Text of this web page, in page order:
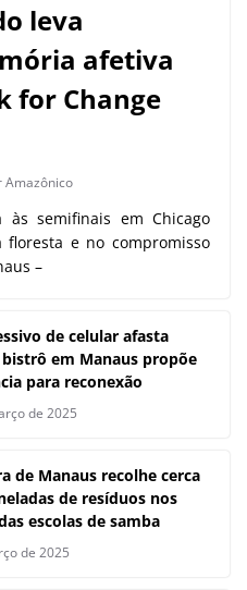
leva
afetiva
for Change
Amazônico
às semifinais em Chicago
e no compromisso
–
de celular afasta
bistrô em Manaus propõe
para reconexão
de 2025
de Manaus recolhe cerca
de resíduos nos
escolas de samba
de 2025